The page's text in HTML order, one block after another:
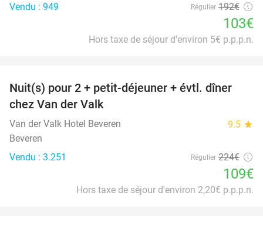
Vendu : 949
Régulier 192€
103€
Hors taxe de séjour d'environ 5€ p.p.p.n.
51%
Nuit(s) pour 2 + petit-déjeuner + évtl. dîner
chez Van der Valk
Van der Valk Hotel Beveren 9.5 star
Beveren
Vendu : 3.251
Régulier 224€
109€
Hors taxe de séjour d'environ 2,20€ p.p.p.n.